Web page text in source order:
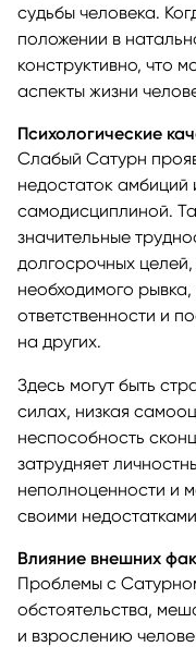
судьбы человека.
положении в
конструктивно, что
аспекты жизни
Психологические
Слабый Сатурн
недостаток
самодисциплиной.
значительные
долгосрочных
необходимого
ответственности и
на других.
Здесь могут быть
силах, низкая
неспособность
затрудняет
неполноценности и
своими
Влияние внешних
Проблемы с
обстоятельства,
и взрослению